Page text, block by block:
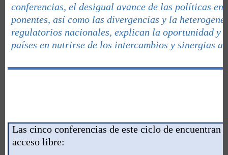
conferencias, el desigual avance de las políticas
ponentes, así como las divergencias y la
regulatorios nacionales, explican la oportunidad y
países en nutrirse de los intercambios y sinergias
Las cinco conferencias de este ciclo de encuentran
acceso libre: